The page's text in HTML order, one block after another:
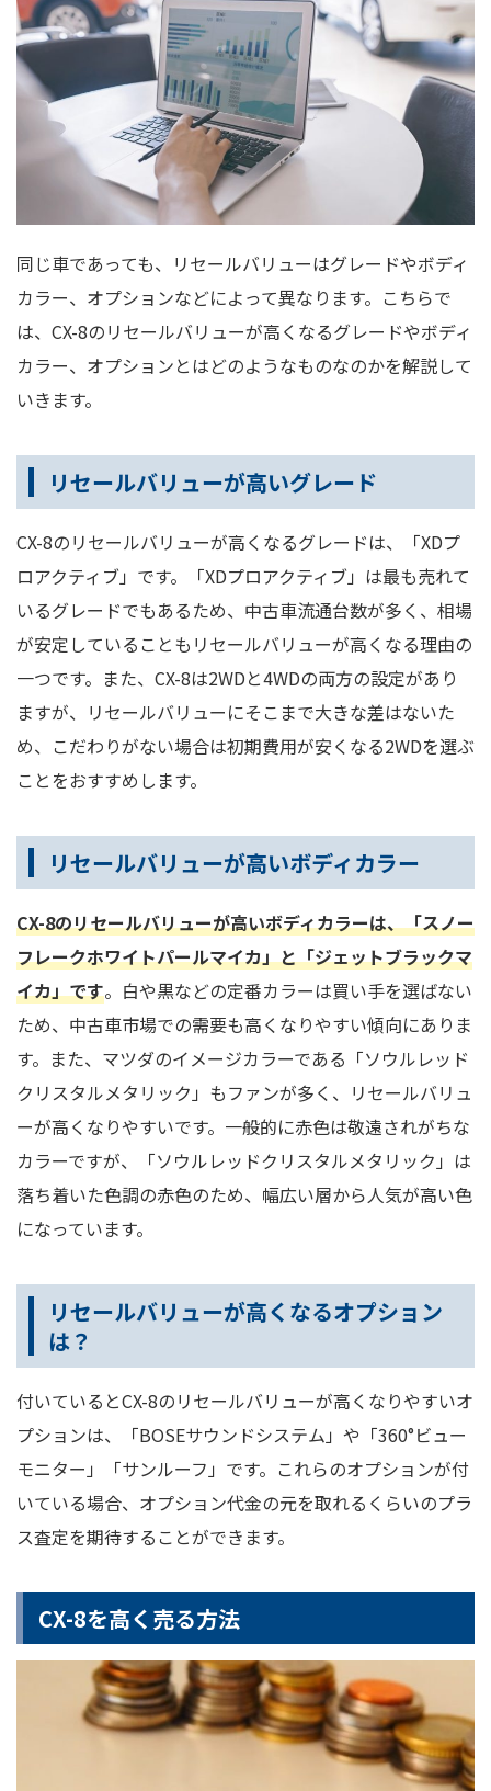
同じ車であっても、リセールバリューはグレードやボディ
カラー、オプションなどによって異なります。こちらで
は、CX-8のリセールバリューが高くなるグレードやボディ
カラー、オプションとはどのようなものなのかを解説して
いきます。
リセールバリューが高いグレード
CX-8のリセールバリューが高くなるグレードは、「XDプ
ロアクティブ」です。「XDプロアクティブ」は最も売れて
いるグレードでもあるため、中古車流通台数が多く、相場
が安定していることもリセールバリューが高くなる理由の
一つです。また、CX-8は2WDと4WDの両方の設定があり
ますが、リセールバリューにそこまで大きな差はないた
め、こだわりがない場合は初期費用が安くなる2WDを選ぶ
ことをおすすめします。
リセールバリューが高いボディカラー
CX-8のリセールバリューが高いボディカラーは、「スノー
フレークホワイトパールマイカ」と「ジェットブラックマ
イカ」です。白や黒などの定番カラーは買い手を選ばない
ため、中古車市場での需要も高くなりやすい傾向にありま
す。また、マツダのイメージカラーである「ソウルレッド
クリスタルメタリック」もファンが多く、リセールバリュ
ーが高くなりやすいです。一般的に赤色は敬遠されがちな
カラーですが、「ソウルレッドクリスタルメタリック」は
落ち着いた色調の赤色のため、幅広い層から人気が高い色
になっています。
リセールバリューが高くなるオプション
は？
付いているとCX-8のリセールバリューが高くなりやすいオ
プションは、「BOSEサウンドシステム」や「360°ビュー
モニター」「サンルーフ」です。これらのオプションが付
いている場合、オプション代金の元を取れるくらいのプラ
ス査定を期待することができます。
CX-8を高く売る方法